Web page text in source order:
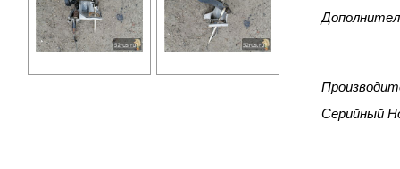
Серийный